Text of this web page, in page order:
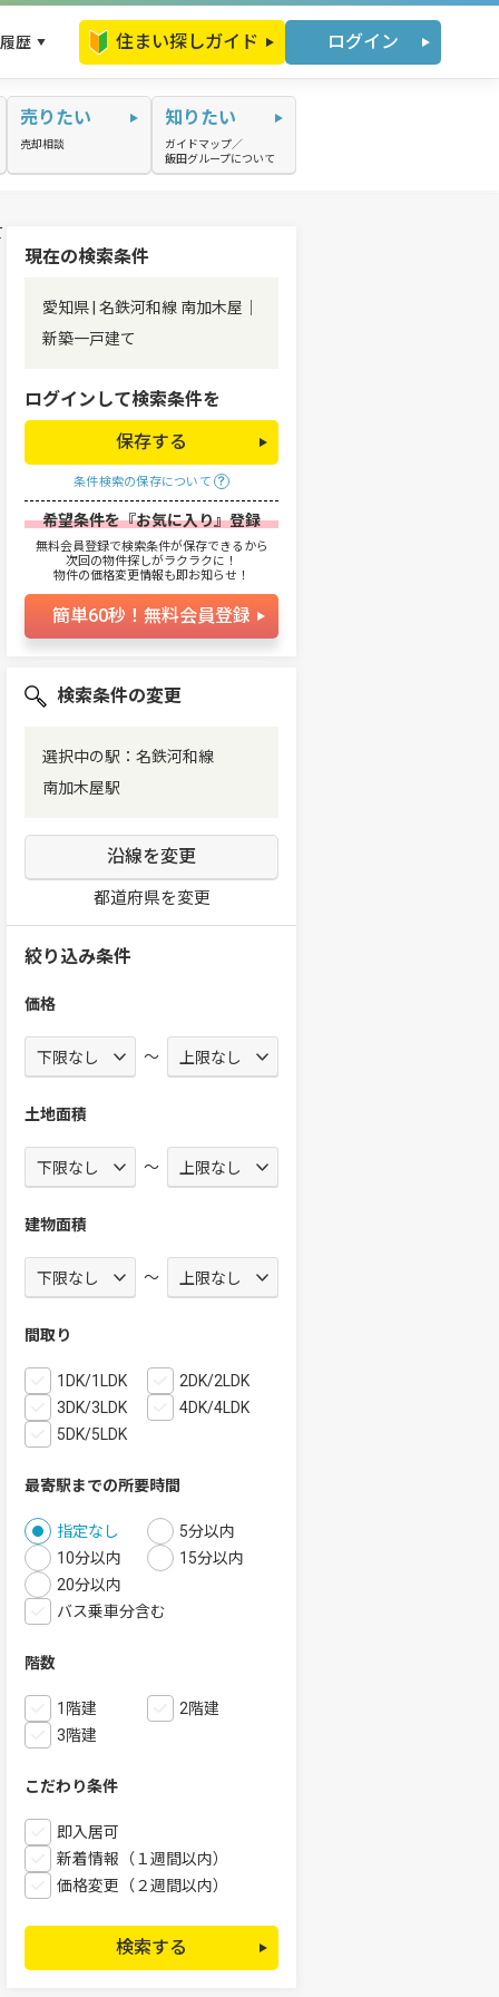
歴 住まい探しガイド ログイン
売りたい
売却相談
知りたい
ガイドマップ／
飯田グループについて
現在の検索条件
愛知県 | 名鉄河和線 南加木屋｜
新築一戸建て
ログインして検索条件を
保存する
条件検索の保存について
希望条件を『お気に入り』登録
無料会員登録で検索条件が保存できるから
次回の物件探しがラクラクに！
物件の価格変更情報も即お知らせ！
簡単60秒！無料会員登録
検索条件の変更
選択中の駅：名鉄河和線
南加木屋駅
沿線を変更
都道府県を変更
絞り込み条件
価格
～
土地面積
～
建物面積
～
間取り
1DK/1LDK
2DK/2LDK
3DK/3LDK
4DK/4LDK
5DK/5LDK
最寄駅までの所要時間
指定なし
5分以内
10分以内
15分以内
20分以内
バス乗車分含む
階数
1階建
2階建
3階建
こだわり条件
即入居可
新着情報（１週間以内）
価格変更（２週間以内）
検索する